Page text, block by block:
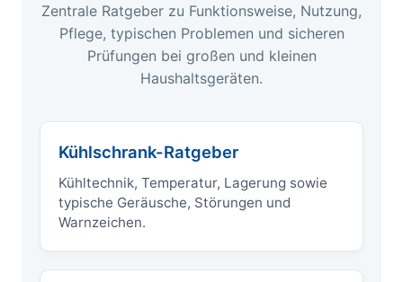
Zentrale Ratgeber zu Funktionsweise, Nutzung,
Pflege, typischen Problemen und sicheren
Prüfungen bei großen und kleinen
Haushaltsgeräten.
Kühlschrank-Ratgeber
Kühltechnik, Temperatur, Lagerung sowie
typische Geräusche, Störungen und
Warnzeichen.